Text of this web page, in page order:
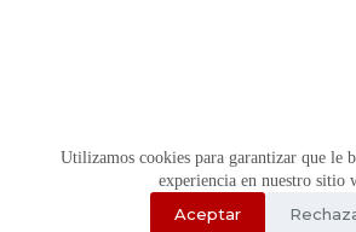
Utilizamos cookies para garantizar que le
experiencia en nuestro sitio
Aceptar